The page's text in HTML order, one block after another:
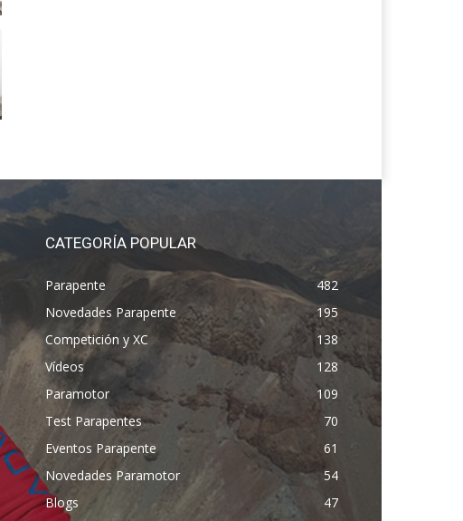
CATEGORÍA POPULAR
Parapente
482
Novedades Parapente
195
Competición y XC
138
Vídeos
128
Paramotor
109
Test Parapentes
70
Eventos Parapente
61
Novedades Paramotor
54
Blogs
47